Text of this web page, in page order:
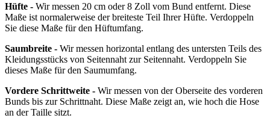
Hüfte - Wir messen 20 cm oder 8 Zoll vom Bund entfernt. Diese
Maße ist normalerweise der breiteste Teil Ihrer Hüfte. Verdoppeln
Sie diese Maße für den Hüftumfang.
Saumbreite - Wir messen horizontal entlang des untersten Teils des
Kleidungsstücks von Seitennaht zur Seitennaht. Verdoppeln Sie
dieses Maße für den Saumumfang.
Vordere Schrittweite - Wir messen von der Oberseite des vorderen
Bunds bis zur Schrittnaht. Diese Maße zeigt an, wie hoch die Hose
an der Taille sitzt.